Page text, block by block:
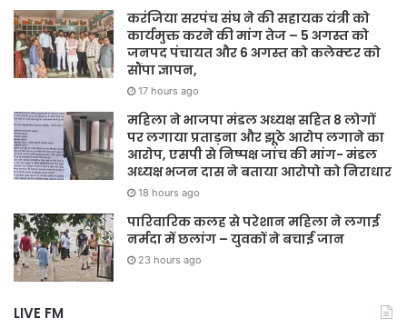
करंजिया सरपंच संघ ने की सहायक यंत्री को
कार्यमुक्त करने की मांग तेज – 5 अगस्त को
जनपद पंचायत और 6 अगस्त को कलेक्टर को
सौंपा ज्ञापन,
17 hours ago
महिला ने भाजपा मंडल अध्यक्ष सहित 8 लोगों
पर लगाया प्रताड़ना और झूठे आरोप लगाने का
आरोप, एसपी से निष्पक्ष जांच की मांग- मंडल
अध्यक्ष भजन दास ने बताया आरोपो को निराधार
18 hours ago
पारिवारिक कलह से परेशान महिला ने लगाई
नर्मदा में छलांग – युवकों ने बचाई जान
23 hours ago
LIVE FM